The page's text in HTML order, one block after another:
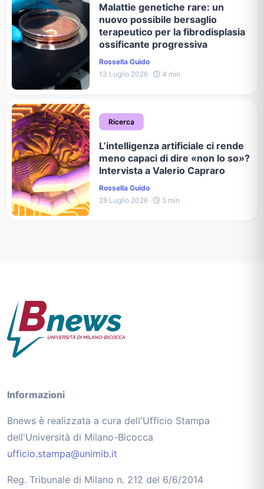
Malattie genetiche rare: un
nuovo possibile bersaglio
terapeutico per la fibrodisplasia
ossificante progressiva
Rossella Guido
13 Luglio 2026 ·
4 min
Ricerca
L’intelligenza artificiale ci rende
meno capaci di dire «non lo so»?
Intervista a Valerio Capraro
Rossella Guido
28 Luglio 2026 ·
5 min
Informazioni
Bnews è realizzata a cura dell'Ufficio Stampa
dell'Università di Milano-Bicocca
ufficio.stampa@unimib.it
Reg. Tribunale di Milano n. 212 del 6/6/2014